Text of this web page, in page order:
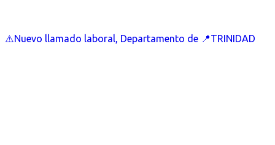
⚠️Nuevo llamado laboral, Departamento de 📍TRINIDAD